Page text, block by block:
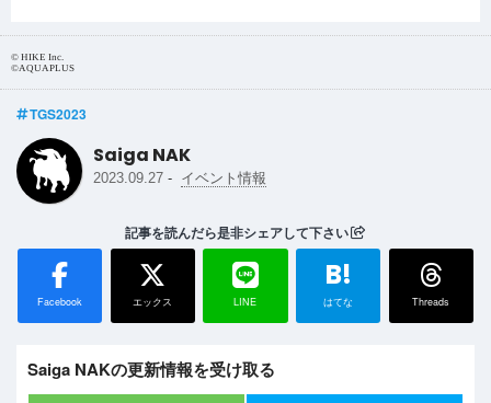
© HIKE Inc.
©AQUAPLUS
TGS2023
Saiga NAK
2023.09.27 - イベント情報
記事を読んだら是非シェアして下さい
Facebook エックス LINE
B!
はてな Threads
Saiga NAKの更新情報を受け取る